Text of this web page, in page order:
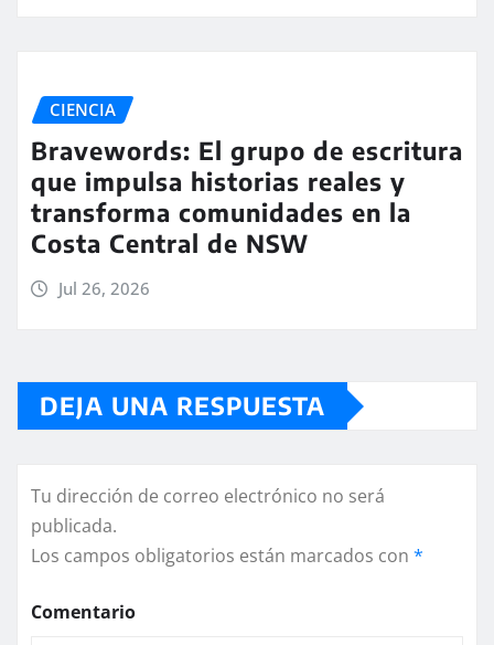
CIENCIA
Bravewords: El grupo de escritura
que impulsa historias reales y
transforma comunidades en la
Costa Central de NSW
Jul 26, 2026
DEJA UNA RESPUESTA
Tu dirección de correo electrónico no será
publicada.
Los campos obligatorios están marcados con *
Comentario